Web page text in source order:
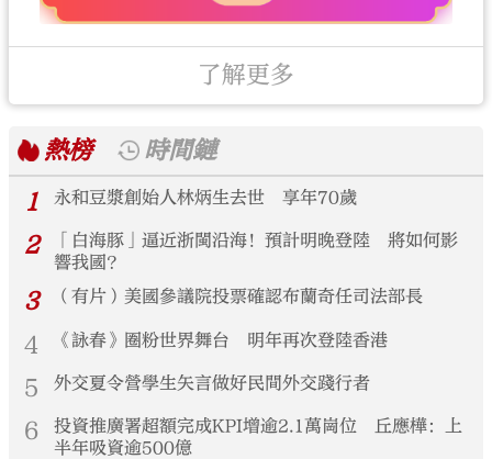
了解更多
熱榜
時間鏈
1
永和豆漿創始人林炳生去世 享年70歲
2
「白海豚」逼近浙閩沿海！預計明晚登陸 將如何影
響我國？
3 （有片）美國參議院投票確認布蘭奇任司法部長
4 《詠春》圈粉世界舞台 明年再次登陸香港
5 外交夏令營學生矢言做好民間外交踐行者
6
投資推廣署超額完成KPI增逾2.1萬崗位 丘應樺：上
半年吸資逾500億